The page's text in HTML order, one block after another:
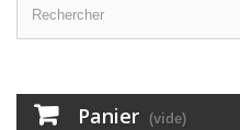
Panier (vide)